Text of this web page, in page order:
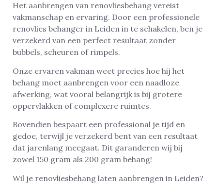
Het aanbrengen van renovliesbehang vereist
vakmanschap en ervaring. Door een professionele
renovlies behanger in Leiden in te schakelen, ben je
verzekerd van een perfect resultaat zonder
bubbels, scheuren of rimpels.
Onze ervaren vakman weet precies hoe hij het
behang moet aanbrengen voor een naadloze
afwerking, wat vooral belangrijk is bij grotere
oppervlakken of complexere ruimtes.
Bovendien bespaart een professional je tijd en
gedoe, terwijl je verzekerd bent van een resultaat
dat jarenlang meegaat. Dit garanderen wij bij
zowel 150 gram als 200 gram behang!
Wil je renovliesbehang laten aanbrengen in Leiden?